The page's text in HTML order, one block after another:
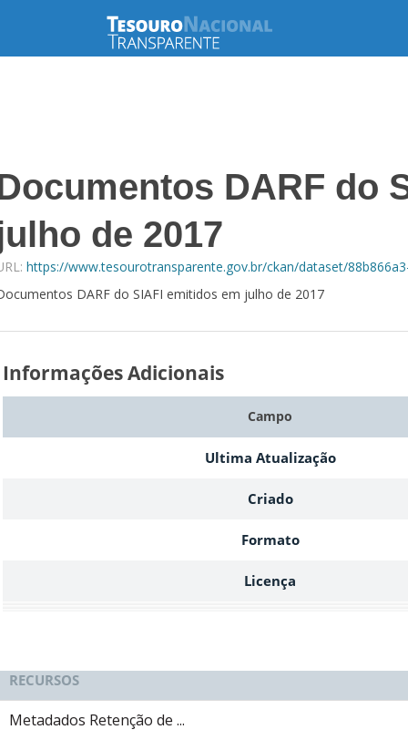
DARF do
de 2017
https://www.tesourotransparente.gov.br/ckan/dataset/
DARF do SIAFI emitidos em julho de 2017
Informações Adicionais
Campo
Ultima Atualização
Criado
Formato
Licença
RECURSOS
Metadados Retenção de ...